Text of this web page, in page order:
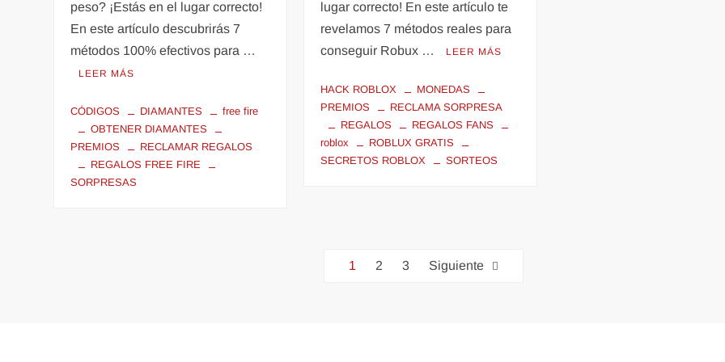
peso? ¡Estás en el lugar correcto!
En este artículo descubrirás 7
métodos 100% efectivos para …
LEER MÁS
CÓDIGOS DIAMANTES
free fire
OBTENER DIAMANTES
PREMIOS
RECLAMAR REGALOS
REGALOS FREE FIRE
SORPRESAS
lugar correcto! En este artículo te
revelamos 7 métodos reales para
conseguir Robux …
LEER MÁS
HACK ROBLOX
MONEDAS
PREMIOS
RECLAMA SORPRESA
REGALOS
REGALOS FANS
roblox
ROBLUX GRATIS
SECRETOS ROBLOX
SORTEOS
1 2 3 Siguiente